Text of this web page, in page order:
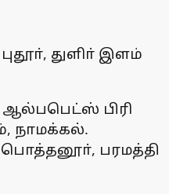
துளிா் இளம்
பிரி
நாமக்கல்.
பரமத்தி